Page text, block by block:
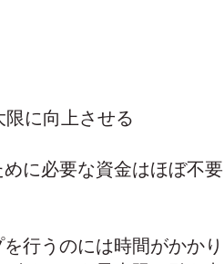
に向上させる
に必要な資金はほぼ不要
行うのには時間がかかり